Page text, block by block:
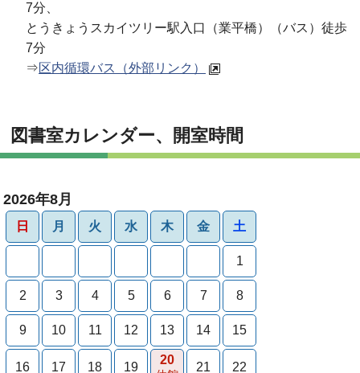
7分、
とうきょうスカイツリー駅入口（業平橋）（バス）徒歩
7分
⇒ 区内循環バス（外部リンク）
図書室カレンダー、開室時間
2026年8月
日 月 火 水 木 金 土
1
2 3 4 5 6 7 8
9 10 11 12 13 14 15
16 17 18 19
20
21 22